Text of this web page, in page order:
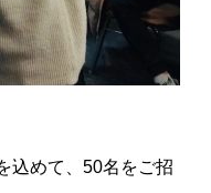
込めて、50名をご招